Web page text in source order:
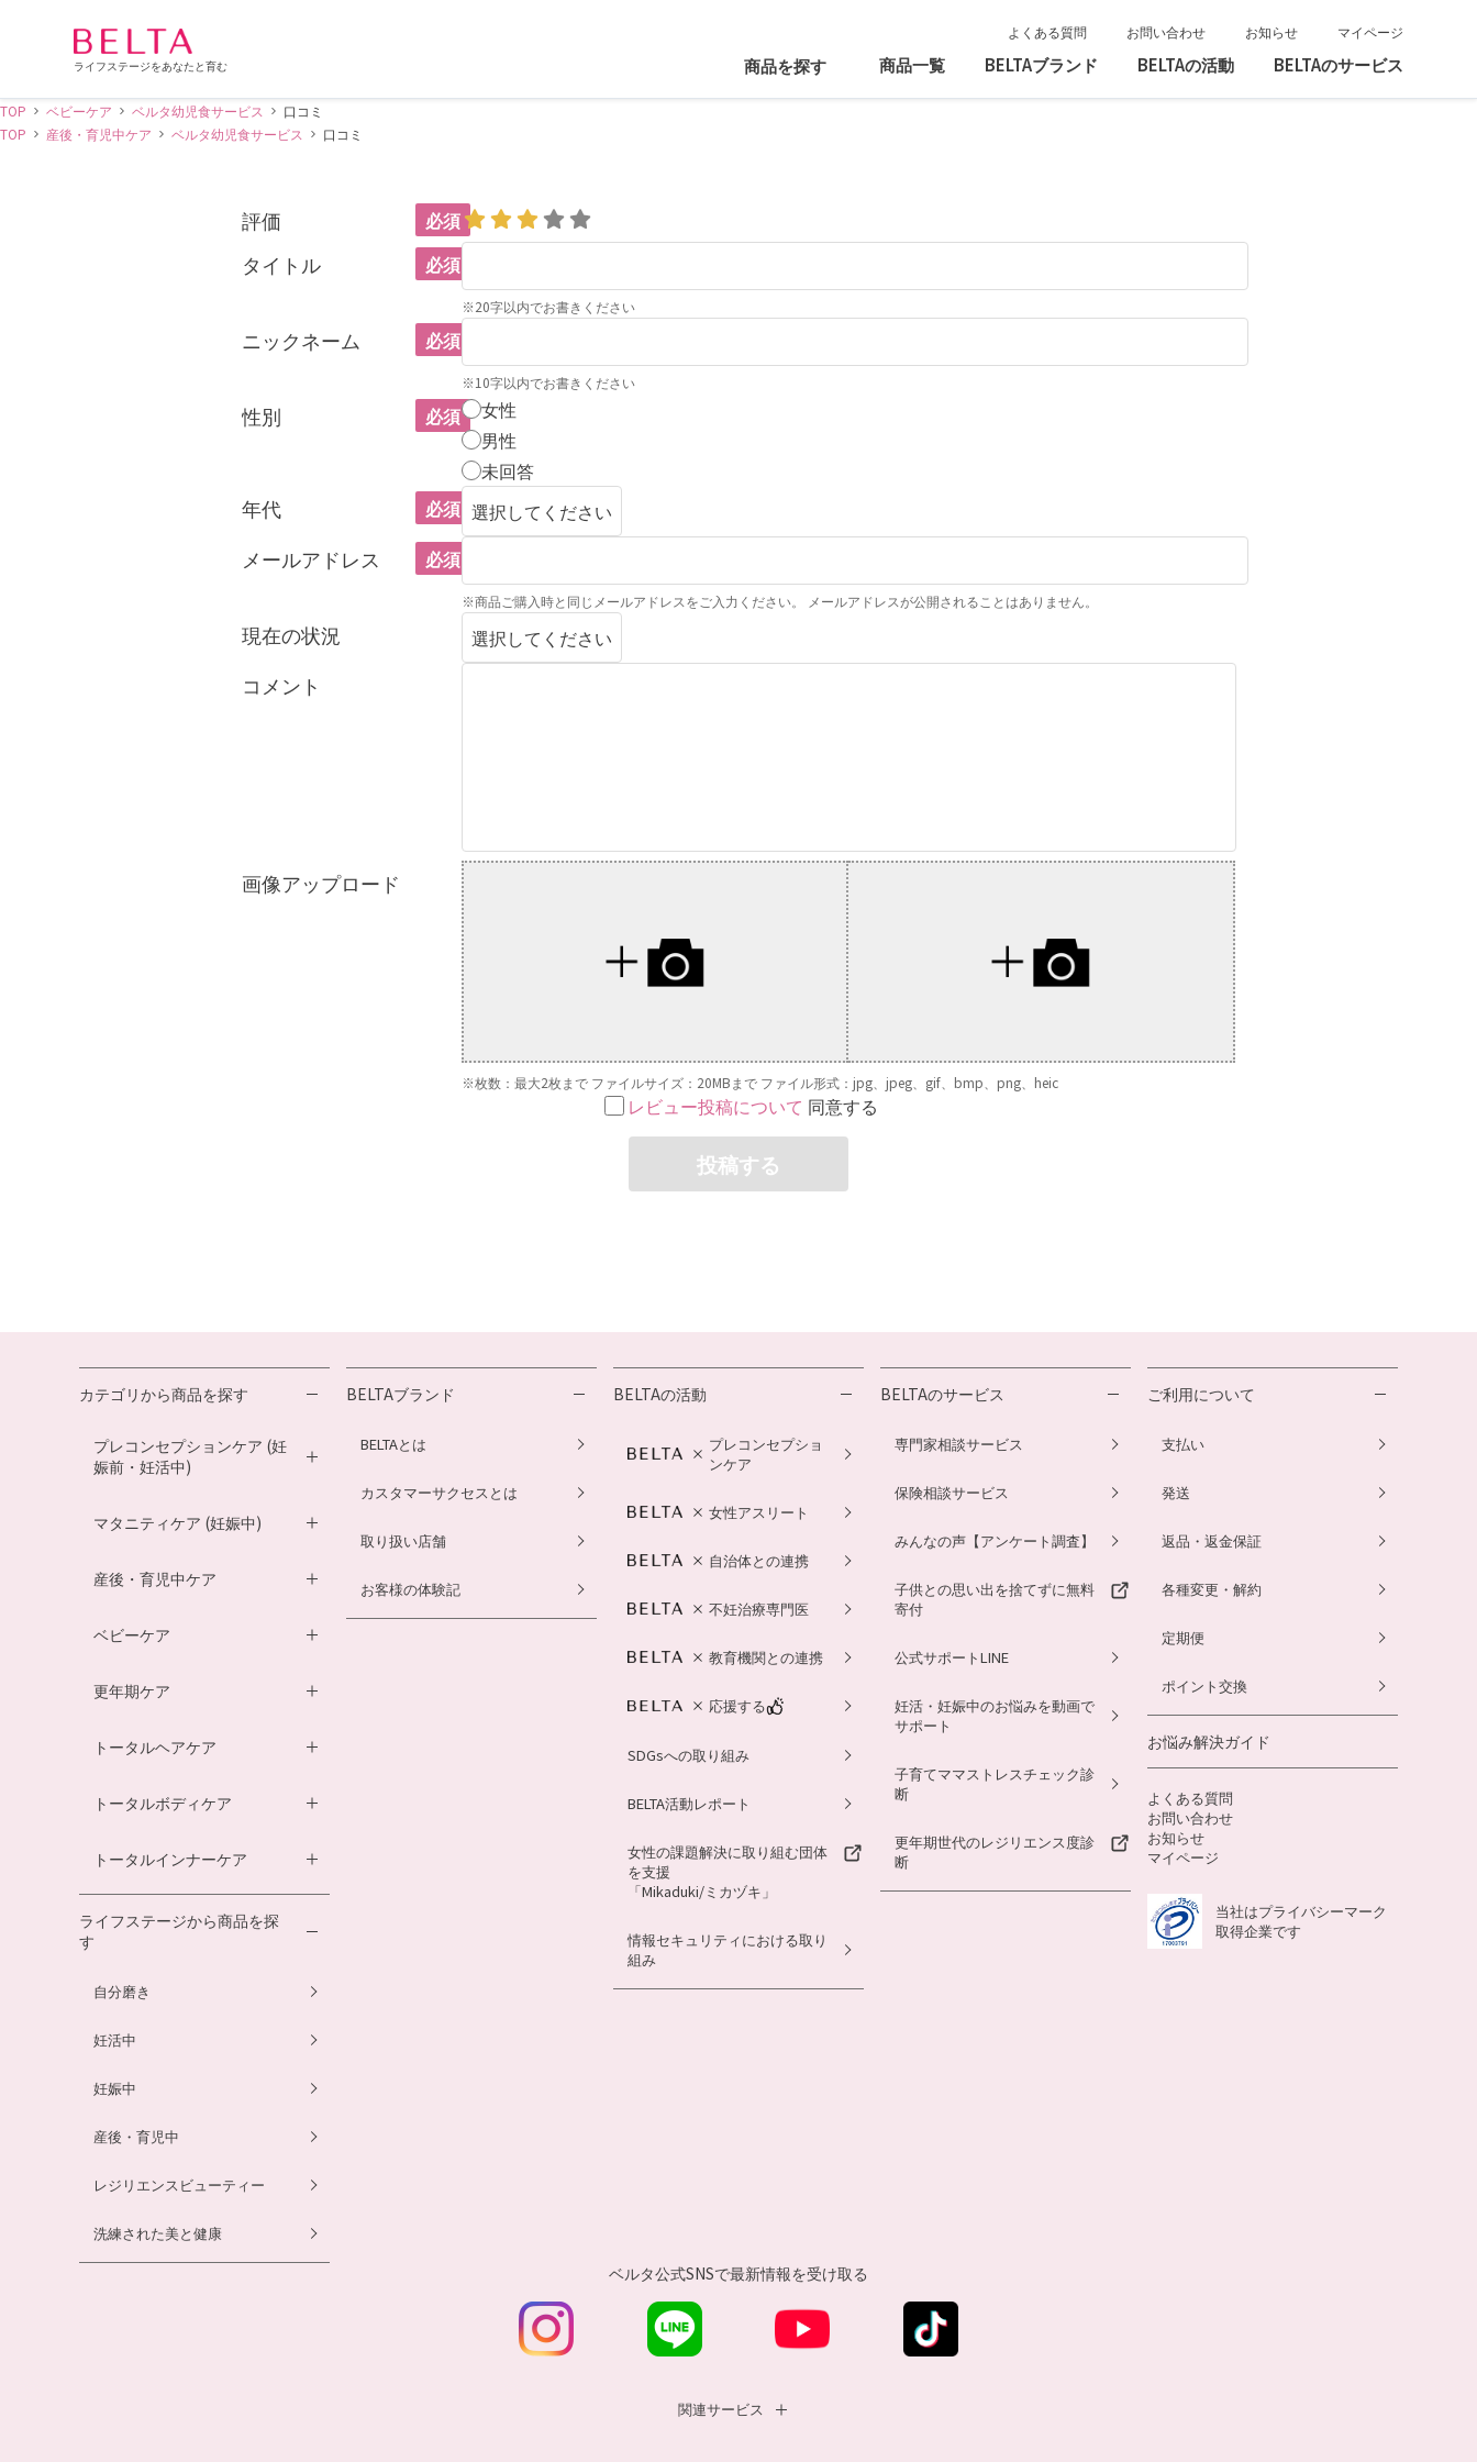
ライフステージをあなたと育む 商品を探す
よくある質問 お問い合わせ お知らせ マイページ
商品一覧 BELTAブランド BELTAの活動 BELTAのサービス
TOP ベビーケア ベルタ幼児食サービス
口コミ
TOP
産後・育児中ケア ベルタ幼児食サービス 口コミ
評価 必須
タイトル 必須
※20字以内でお書きください
ニックネーム 必須
※10字以内でお書きください
性別 必須
女性
男性
未回答
年代 必須
メールアドレス 必須
※商品ご購入時と同じメールアドレスをご入力ください。 メールアドレスが公開されることはありません。
現在の状況
コメント
画像アップロード
※枚数：最大2枚まで ファイルサイズ：20MBまで ファイル形式：jpg、jpeg、gif、bmp、png、heic
レビュー投稿について 同意する
投稿する
カテゴリから商品を探す
プレコンセプションケア (妊
娠前・妊活中)
妊活サプリ
酵素ドリンク
温活シルク腹巻き
マタニティケア (妊娠中)
葉酸サプリ
産後・育児中ケア
DHA・EPAサプリ
ルイボスティー
離乳食サービス
ベビーケア
ベビーオイル
ト
離乳食サービス
幼児食サービス
更年期ケア
薬用入浴剤
トータルヘアケア
ヘアローション
ヘアカラートリートメント
トータルボディケア
ダイエットサプリ
酵素ドリンク
トータルインナーケア
骨盤ベルト
ライフステージから商品を探
す
自分磨き
妊活中
妊娠中
産後・育児中
レジリエンスビューティー
洗練された美と健康
BELTAブランド
BELTAとは
カスタマーサクセスとは
取り扱い店舗
お客様の体験記
BELTAの活動
プレコンセプショ
ンケア
女性アスリート
自治体との連携
不妊治療専門医
教育機関との連携
応援する
SDGsへの取り組み
BELTA活動レポート
女性の課題解決に取り組む団体
を支援
「Mikaduki/ミカヅキ」
情報セキュリティにおける取り
組み
BELTAのサービス
専門家相談サービス
保険相談サービス
みんなの声【アンケート調査】
子供との思い出を捨てずに無料
寄付
公式サポートLINE
妊活・妊娠中のお悩みを動画で
サポート
子育てママストレスチェック診
断
更年期世代のレジリエンス度診
断
ご利用について
支払い
発送
返品・返金保証
各種変更・解約
定期便
ポイント交換
お悩み解決ガイド
よくある質問
お問い合わせ
お知らせ
マイページ
当社はプライバシーマーク
取得企業です
ベルタ公式SNSで最新情報を受け取る
関連サービス